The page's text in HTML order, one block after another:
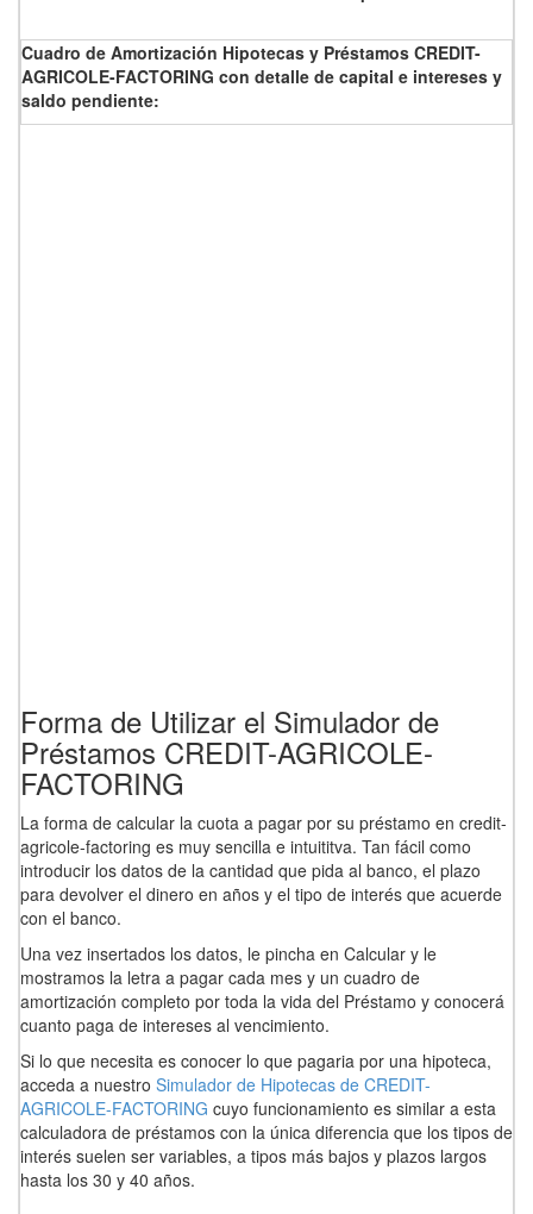
Cuadro de Amortización Hipotecas y Préstamos CREDIT-
AGRICOLE-FACTORING con detalle de capital e intereses y
saldo pendiente:
Forma de Utilizar el Simulador de
Préstamos CREDIT-AGRICOLE-
FACTORING
La forma de calcular la cuota a pagar por su préstamo en credit-
agricole-factoring es muy sencilla e intuititva. Tan fácil como
introducir los datos de la cantidad que pida al banco, el plazo
para devolver el dinero en años y el tipo de interés que acuerde
con el banco.
Una vez insertados los datos, le pincha en Calcular y le
mostramos la letra a pagar cada mes y un cuadro de
amortización completo por toda la vida del Préstamo y conocerá
cuanto paga de intereses al vencimiento.
Si lo que necesita es conocer lo que pagaria por una hipoteca,
acceda a nuestro Simulador de Hipotecas de CREDIT-
AGRICOLE-FACTORING cuyo funcionamiento es similar a esta
calculadora de préstamos con la única diferencia que los tipos de
interés suelen ser variables, a tipos más bajos y plazos largos
hasta los 30 y 40 años.